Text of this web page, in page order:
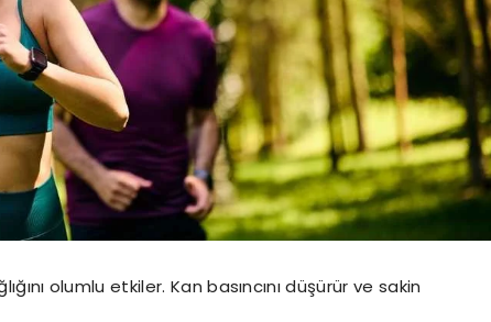
olumlu etkiler. Kan basıncını düşürür ve sakin